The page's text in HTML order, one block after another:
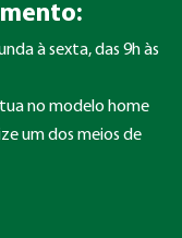
à sexta, das 9h às
no modelo home
um dos meios de